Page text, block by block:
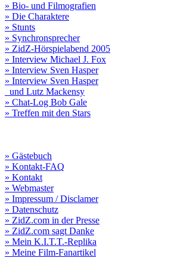
» Bio- und Filmografien
» Die Charaktere
» Stunts
» Synchronsprecher
» ZidZ-Hörspielabend 2005
» Interview Michael J. Fox
» Interview Sven Hasper
» Interview Sven Hasper
und Lutz Mackensy
» Chat-Log Bob Gale
» Treffen mit den Stars
» Gästebuch
» Kontakt-FAQ
» Kontakt
» Webmaster
» Impressum / Disclamer
» Datenschutz
» ZidZ.com in der Presse
» ZidZ.com sagt Danke
» Mein K.I.T.T.-Replika
» Meine Film-Fanartikel